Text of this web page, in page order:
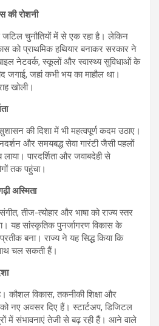
की रोशनी
चुनौतियों में से एक रहा है। लेकिन
को प्राथमिक हथियार बनाकर सरकार ने
नेटवर्क, स्कूलों और स्वास्थ्य सुविधाओं के
जगाई, जहां कभी भय का माहौल था।
खोली।
की दिशा में भी महत्वपूर्ण कदम उठाए।
और समयबद्ध सेवा गारंटी जैसी पहलों
पारदर्शिता और जवाबदेही से
तक पहुंचा।
अस्मिता
तीज-त्योहार और भाषा को राज्य स्तर
यह सांस्कृतिक पुनर्जागरण विकास के
बना। राज्य ने यह सिद्ध किया कि
चल सकती हैं।
कौशल विकास, तकनीकी शिक्षा और
नए अवसर दिए हैं। स्टार्टअप, डिजिटल
में संभावनाएं तेजी से बढ़ रही हैं। आने वाले